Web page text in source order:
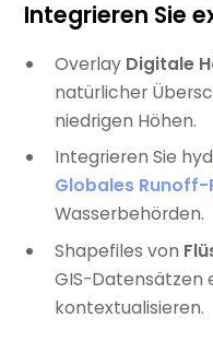
Integrieren Sie
Overlay Digitale
natürlicher
niedrigen Höhen.
Integrieren Sie
Globales Runoff-
Wasserbehörden.
Shapefiles von
GIS-Datensätzen
kontextualisieren.